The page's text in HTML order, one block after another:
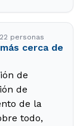
personas
cerca de
de
de
de la
todo,